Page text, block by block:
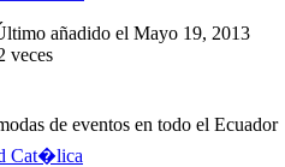
añadido el Mayo 19, 2013
veces
de eventos en todo el Ecuador
Cat�lica